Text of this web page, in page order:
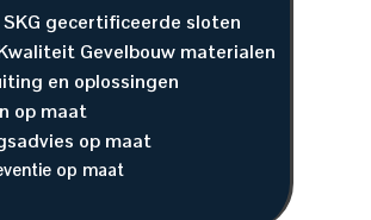
gecertificeerde sloten
Gevelbouw materialen
en oplossingen
op maat
op maat
op maat